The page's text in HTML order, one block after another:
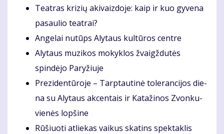
Te­at­ras kri­zių aki­vaiz­do­je: kaip ir kuo gy­ve­na
pa­sau­lio te­at­rai?
An­ge­lai nu­tūps Aly­taus kul­tū­ros cen­tre
Aly­taus mu­zi­kos mo­kyk­los žvaigž­du­tės
spindėjo Pa­ry­žiuje
Pre­zi­den­tū­ro­je – Tarp­tau­ti­nė to­le­ran­ci­jos die­
na su Aly­taus ak­cen­tais ir Ka­ta­ži­nos Zvon­ku­
vie­nės lop­ši­ne
Rū­šiuo­ti at­lie­kas vai­kus ska­tins spek­tak­lis